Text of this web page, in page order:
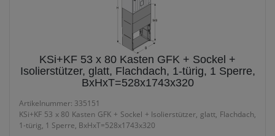
KSi+KF 53 x 80 Kasten GFK + Sockel +
Isolierstützer, glatt, Flachdach, 1-türig, 1 Sperre,
BxHxT=528x1743x320
Artikelnummer: 335151
KSi+KF 53 x 80 Kasten GFK + Sockel + Isolierstützer, glatt, Flachdach,
1-türig, 1 Sperre, BxHxT=528x1743x320